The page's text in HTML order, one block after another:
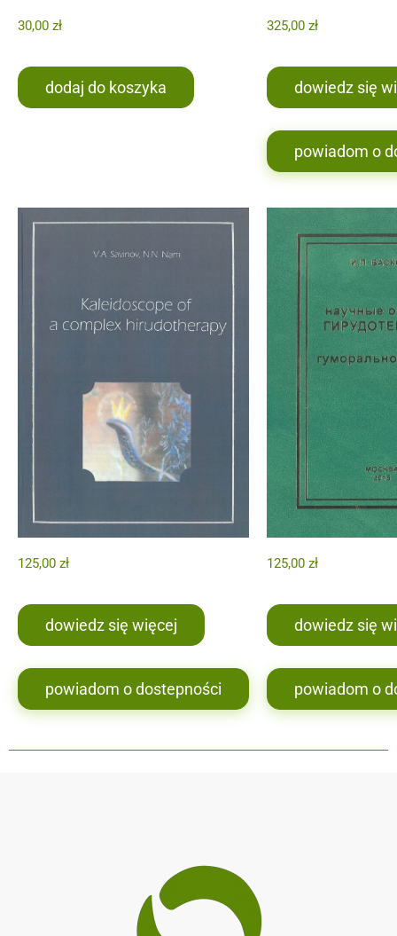
30,00 zł
dodaj do koszyka
325,00 zł
dowiedz się
powiadom o
125,00 zł
dowiedz się więcej
powiadom o dostepności
125,00 zł
dowiedz się
powiadom o